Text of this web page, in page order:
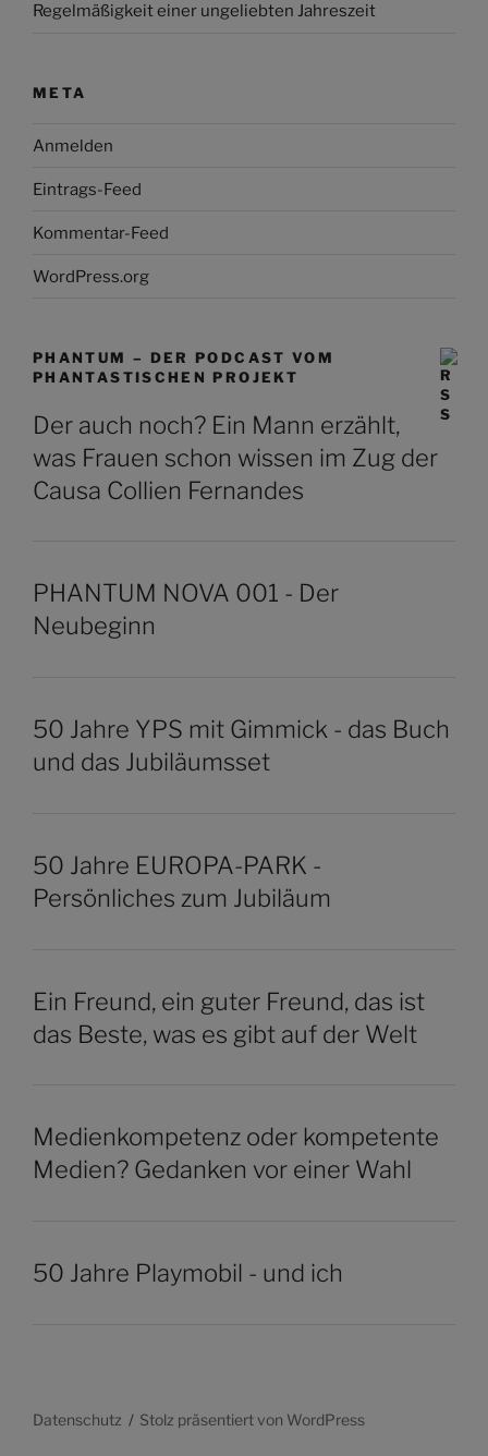
Regelmäßigkeit einer ungeliebten Jahreszeit
META
Anmelden
Eintrags-Feed
Kommentar-Feed
WordPress.org
PHANTUM – DER PODCAST VOM
PHANTASTISCHEN PROJEKT
Der auch noch? Ein Mann erzählt,
was Frauen schon wissen im Zug der
Causa Collien Fernandes
PHANTUM NOVA 001 - Der
Neubeginn
50 Jahre YPS mit Gimmick - das Buch
und das Jubiläumsset
50 Jahre EUROPA-PARK -
Persönliches zum Jubiläum
Ein Freund, ein guter Freund, das ist
das Beste, was es gibt auf der Welt
Medienkompetenz oder kompetente
Medien? Gedanken vor einer Wahl
50 Jahre Playmobil - und ich
Datenschutz Stolz präsentiert von WordPress